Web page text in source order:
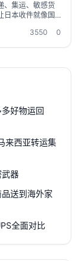
、集运、敏感货
日本收件就像国
3550 0
好物运回
来西亚转运集
器
送到海外家
全面对比